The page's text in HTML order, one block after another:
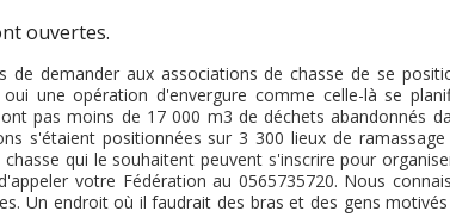
demander aux associations de chasse de se
une opération d'envergure comme celle-là se
pas moins de 17 000 m3 de déchets abandonnés
s'étaient positionnées sur 3 300 lieux de ramassage
qui le souhaitent peuvent s'inscrire pour
votre Fédération au 0565735720. Nous
Un endroit où il faudrait des bras et des gens